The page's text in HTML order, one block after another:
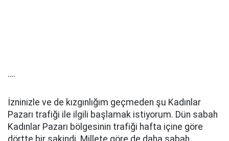
….
İzninizle ve de kızgınlığım geçmeden şu Kadınlar
Pazarı trafiği ile ilgili başlamak istiyorum. Dün sabah
Kadınlar Pazarı bölgesinin trafiği hafta içine göre
dörtte bir sakindi. Millete göre de daha sabah